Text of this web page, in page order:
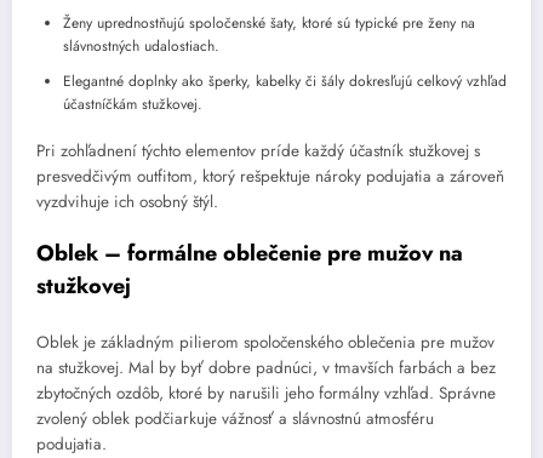
Ženy uprednostňujú spoločenské šaty, ktoré sú typické pre ženy na
slávnostných udalostiach.
Elegantné doplnky ako šperky, kabelky či šály dokresľujú celkový vzhľad
účastníčkám stužkovej.
Pri zohľadnení týchto elementov príde každý účastník stužkovej s
presvedčivým outfitom, ktorý rešpektuje nároky podujatia a zároveň
vyzdvihuje ich osobný štýl.
Oblek – formálne oblečenie pre mužov na
stužkovej
Oblek je základným pilierom spoločenského oblečenia pre mužov
na stužkovej. Mal by byť dobre padnúci, v tmavších farbách a bez
zbytočných ozdôb, ktoré by narušili jeho formálny vzhľad. Správne
zvolený oblek podčiarkuje vážnosť a slávnostnú atmosféru
podujatia.